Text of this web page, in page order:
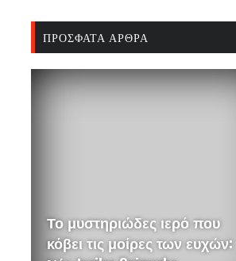
ΠΡΌΣΦΑΤΑ ΆΡΘΡΑ
Το μυστηριώδες ιερό που
κόβει τις μοίρες των ευχών: